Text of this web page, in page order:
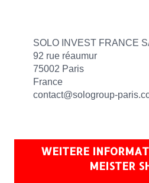
SOLO INVEST FRANCE
92 rue réaumur
75002 Paris
France
contact@sologroup-
WEITERE
MEISTER